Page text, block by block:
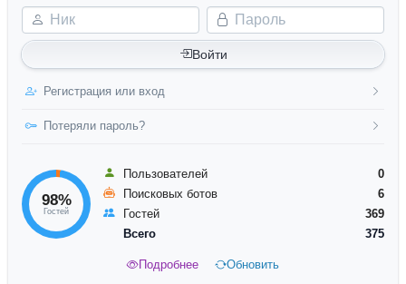
Ник Пароль
Войти
Регистрация или вход
Потеряли пароль?
98%
Гостей
Пользователей
0
Поисковых ботов
6
Гостей
369
Всего
375
Подробнее Обновить